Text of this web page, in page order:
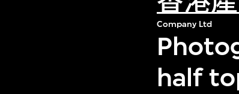
Company Ltd
half